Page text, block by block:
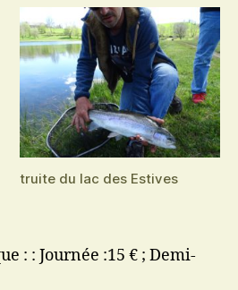
truite du lac des Estives
: : Journée :15 € ; Demi-